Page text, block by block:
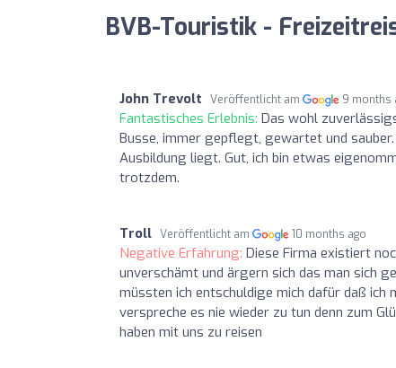
BVB-Touristik -
John Trevolt Veröffentlicht am 9 months
Fantastisches Erlebnis: Das wohl
Busse, immer gepflegt, gewartet und
Ausbildung liegt. Gut, ich bin etwas
trotzdem.
Troll Veröffentlicht am 10 months ago
Negative Erfahrung: Diese Firma existiert
unverschämt und ärgern sich das man sich
müssten ich entschuldige mich dafür daß ich
verspreche es nie wieder zu tun denn zum
haben mit uns zu reisen